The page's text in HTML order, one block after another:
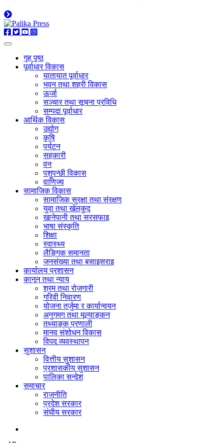
गृह पृष्ठ
पूर्वाधार विकास
यातायात पूर्वाधार
भवन तथा शहरी विकास
ऊर्जा
सञ्चार तथा सूचना प्रविधि
सम्पदा पूर्वाधार
आर्थिक विकास
उद्योग
कृषि
पर्यटन
सहकारी
वन
पशुपन्छी विकास
वाणिज्य
सामाजिक विकास
सामाजिक सुरक्षा तथा संरक्षण
युवा तथा खेलकुद
खानेपानी तथा सरसफाइ
भाषा संस्कृति
शिक्षा
स्वास्थ्य
लैङ्गिक समानता
जनसंख्या तथा बसाइसराइ
कार्यालय प्रशासन
कानून तथा न्याय
श्रम तथा रोजगारी
गरिवी निवारण
योजना तर्जुमा र कार्यान्वयन
अनुगमग तथा मूल्याङ्कन
तथ्याङ्क प्रणाली
मानव संशोधन विकास
विपद व्यवस्थापन
सुशासन
वित्तीय सुशासन
प्रशासकीय सुशासन
पालिका सन्देश
समाचार
राजनीति
प्रदेश सरकार
संघीय सरकार